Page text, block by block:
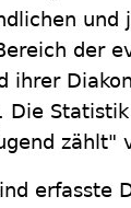
und
der
ihrer
Die
zählt"
erfasste